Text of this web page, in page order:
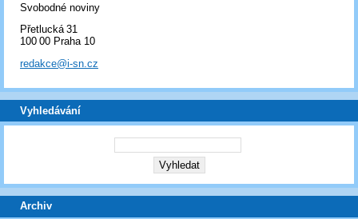
Svobodné noviny
Přetlucká 31
100 00 Praha 10
redakce@i-sn.cz
Vyhledávání
Archiv